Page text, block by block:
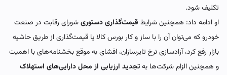
تکلیف شود.
او ادامه داد: همچنین شرایط قیمت‌گذاری دستوریشورای رقابت در صنعت
خودرو که می‌توان آن را با ساز و کار بورس کالا یا قیمت‌گذاری از طریق حاشیه
بازار رفع کرد، آزادسازی نرخ تایرسازان، افشای به موقع بخشنامه‌های با اهمیت
و همچنین الزام شرکت‌ها بهتجدید ارزیابی از محل دارایی‌های استهلاک